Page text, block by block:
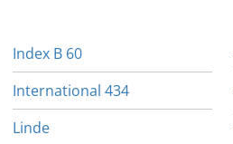
Index B 60
International 434
Linde